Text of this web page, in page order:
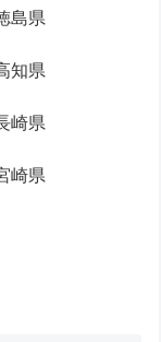
島県
知県
崎県
崎県